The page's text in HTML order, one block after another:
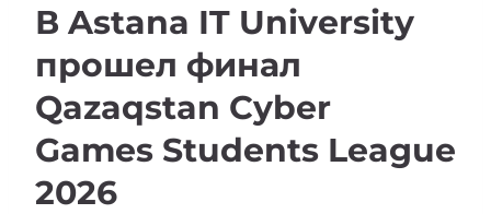
В Astana IT University
прошел финал
Qazaqstan Cyber
Games Students League
2026